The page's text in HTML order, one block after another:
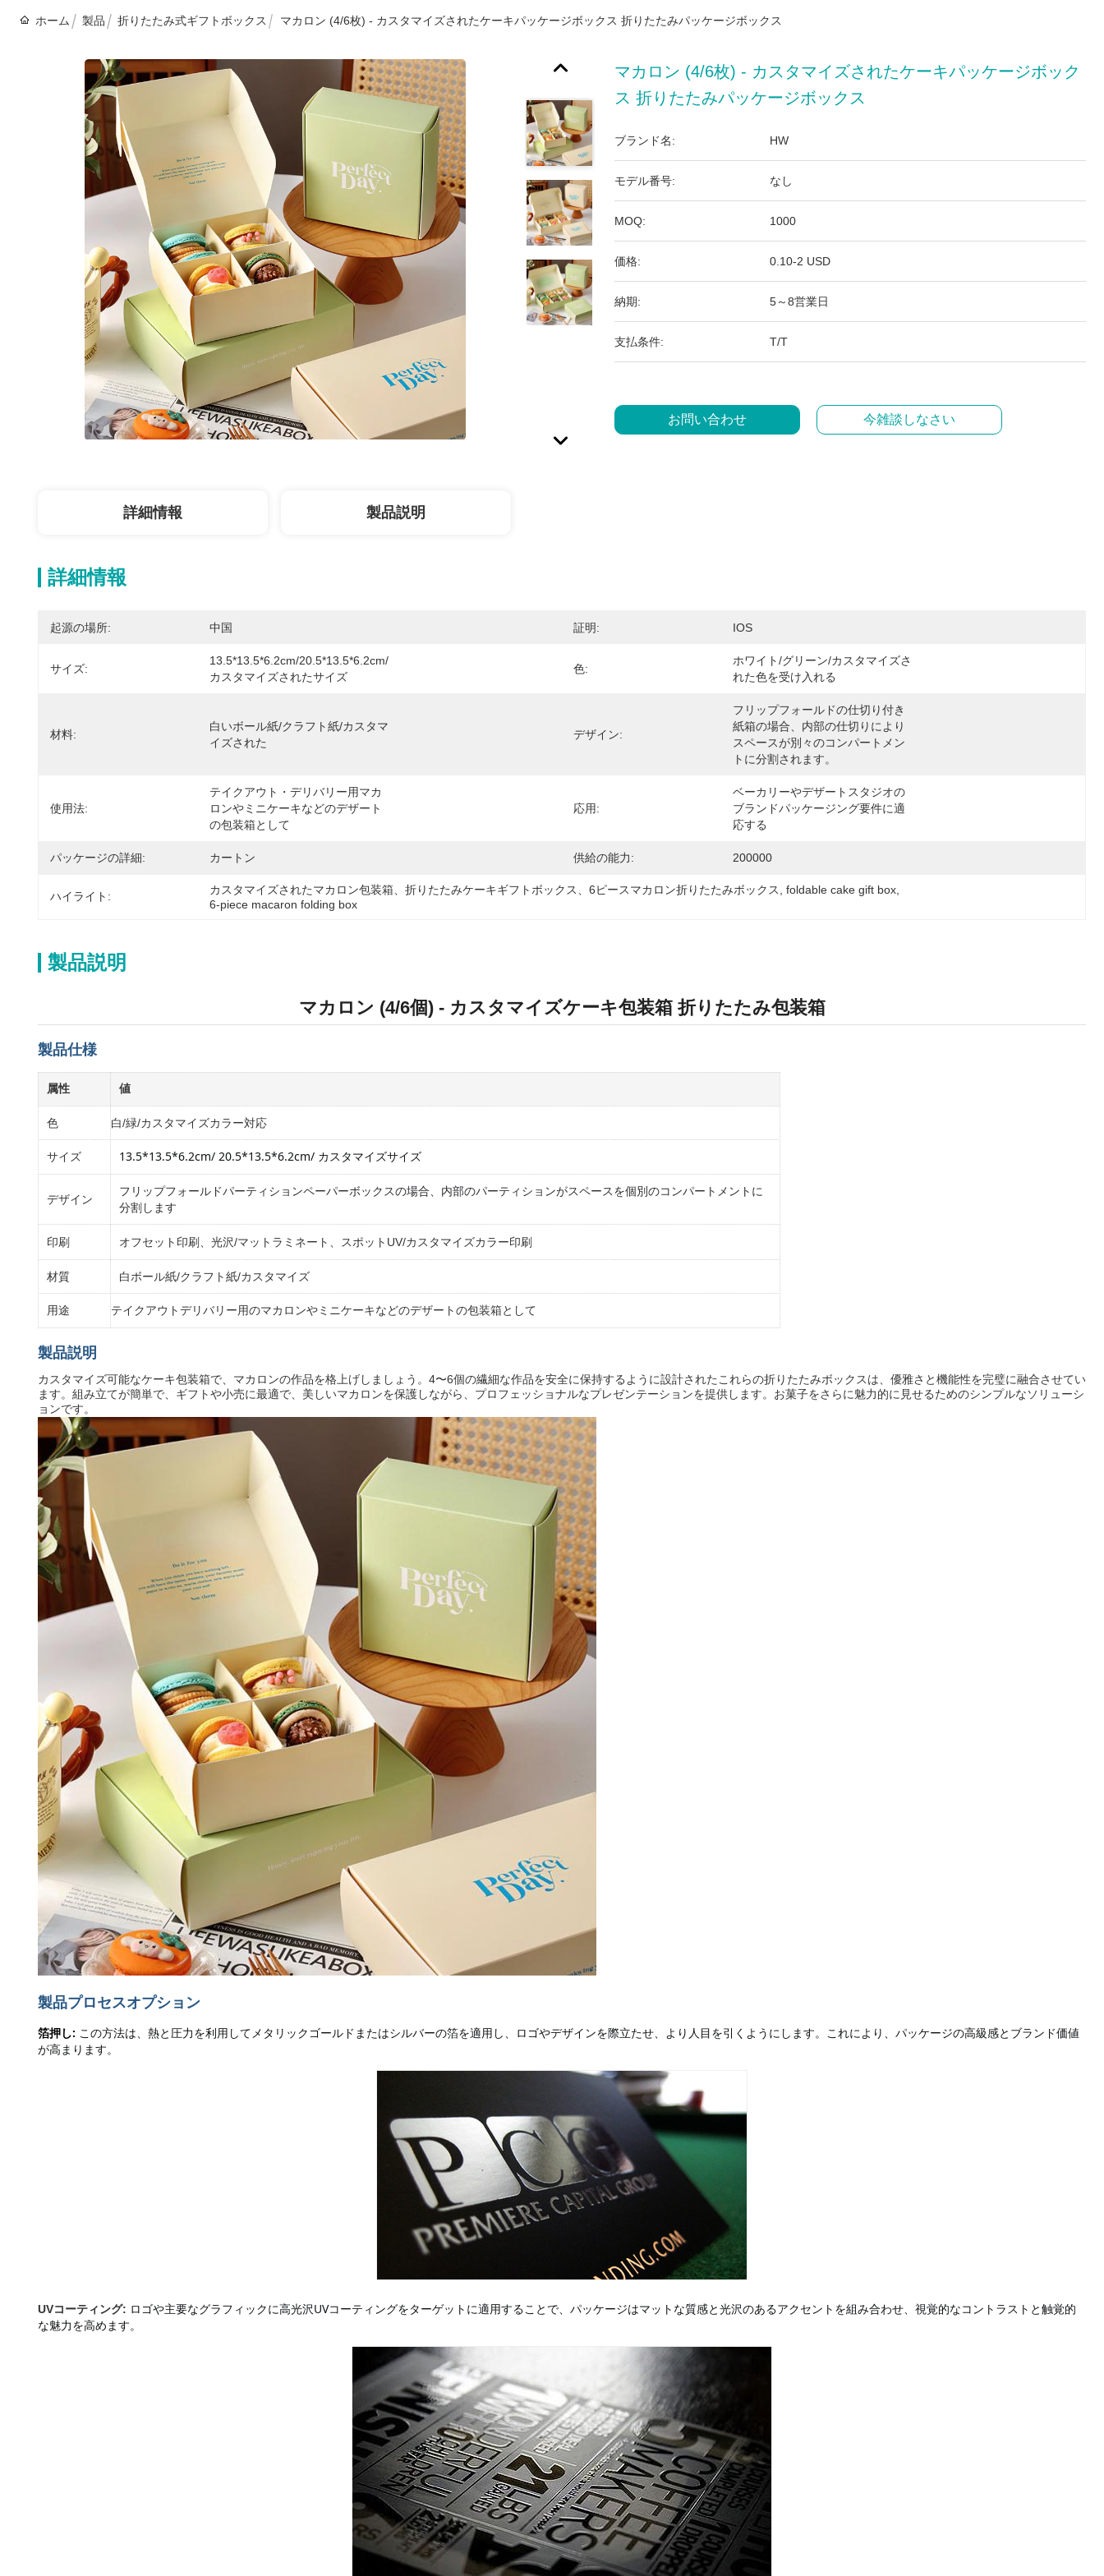
ホーム 製品 折りたたみ式ギフトボックス マカロン (4/6枚) - カスタマイズされたケーキパッケージボックス 折りたたみパッケージボックス
マカロン (4/6枚) - カスタマイズされたケーキパッケージボック
ス 折りたたみパッケージボックス
ブランド名: HW
モデル番号: なし
MOQ: 1000
価格: 0.10-2 USD
納期: 5～8営業日
支払条件: T/T
お問い合わせ 今雑談しなさい
詳細情報 製品説明
詳細情報
起源の場所: 中国 証明: IOS
サイズ:
13.5*13.5*6.2cm/20.5*13.5*6.2cm/
カスタマイズされたサイズ
色:
ホワイト/グリーン/カスタマイズさ
れた色を受け入れる
材料:
白いボール紙/クラフト紙/カスタマ
イズされた
デザイン:
フリップフォールドの仕切り付き
紙箱の場合、内部の仕切りにより
スペースが別々のコンパートメン
トに分割されます。
使用法:
テイクアウト・デリバリー用マカ
ロンやミニケーキなどのデザート
の包装箱として
応用:
ベーカリーやデザートスタジオの
ブランドパッケージング要件に適
応する
パッケージの詳細: カートン 供給の能力: 200000
ハイライト: カスタマイズされたマカロン包装箱、折りたたみケーキギフトボックス、6ピースマカロン折りたたみボックス foldable cake gift box
6-piece macaron folding box
製品説明
マカロン (4/6個) - カスタマイズケーキ包装箱 折りたたみ包装箱
製品仕様
属性 値
色 白/緑/カスタマイズカラー対応
サイズ 13.5*13.5*6.2cm/ 20.5*13.5*6.2cm/ カスタマイズサイズ
デザイン
フリップフォールドパーティションペーパーボックスの場合、内部のパーティションがスペースを個別のコンパートメントに
分割します
印刷 オフセット印刷、光沢/マットラミネート、スポットUV/カスタマイズカラー印刷
材質 白ボール紙/クラフト紙/カスタマイズ
用途 テイクアウトデリバリー用のマカロンやミニケーキなどのデザートの包装箱として
製品説明
カスタマイズ可能なケーキ包装箱で、マカロンの作品を格上げしましょう。4〜6個の繊細な作品を安全に保持するように設計されたこれらの折りたたみボックスは、優雅さと機能性を完璧に融合させてい
ます。組み立てが簡単で、ギフトや小売に最適で、美しいマカロンを保護しながら、プロフェッショナルなプレゼンテーションを提供します。お菓子をさらに魅力的に見せるためのシンプルなソリューシ
ョンです。
製品プロセスオプション
箔押し: この方法は、熱と圧力を利用してメタリックゴールドまたはシルバーの箔を適用し、ロゴやデザインを際立たせ、より人目を引くようにします。これにより、パッケージの高級感とブランド価値
が高まります。
UVコーティング: ロゴや主要なグラフィックに高光沢UVコーティングをターゲットに適用することで、パッケージはマットな質感と光沢のあるアクセントを組み合わせ、視覚的なコントラストと触覚的
な魅力を高めます。